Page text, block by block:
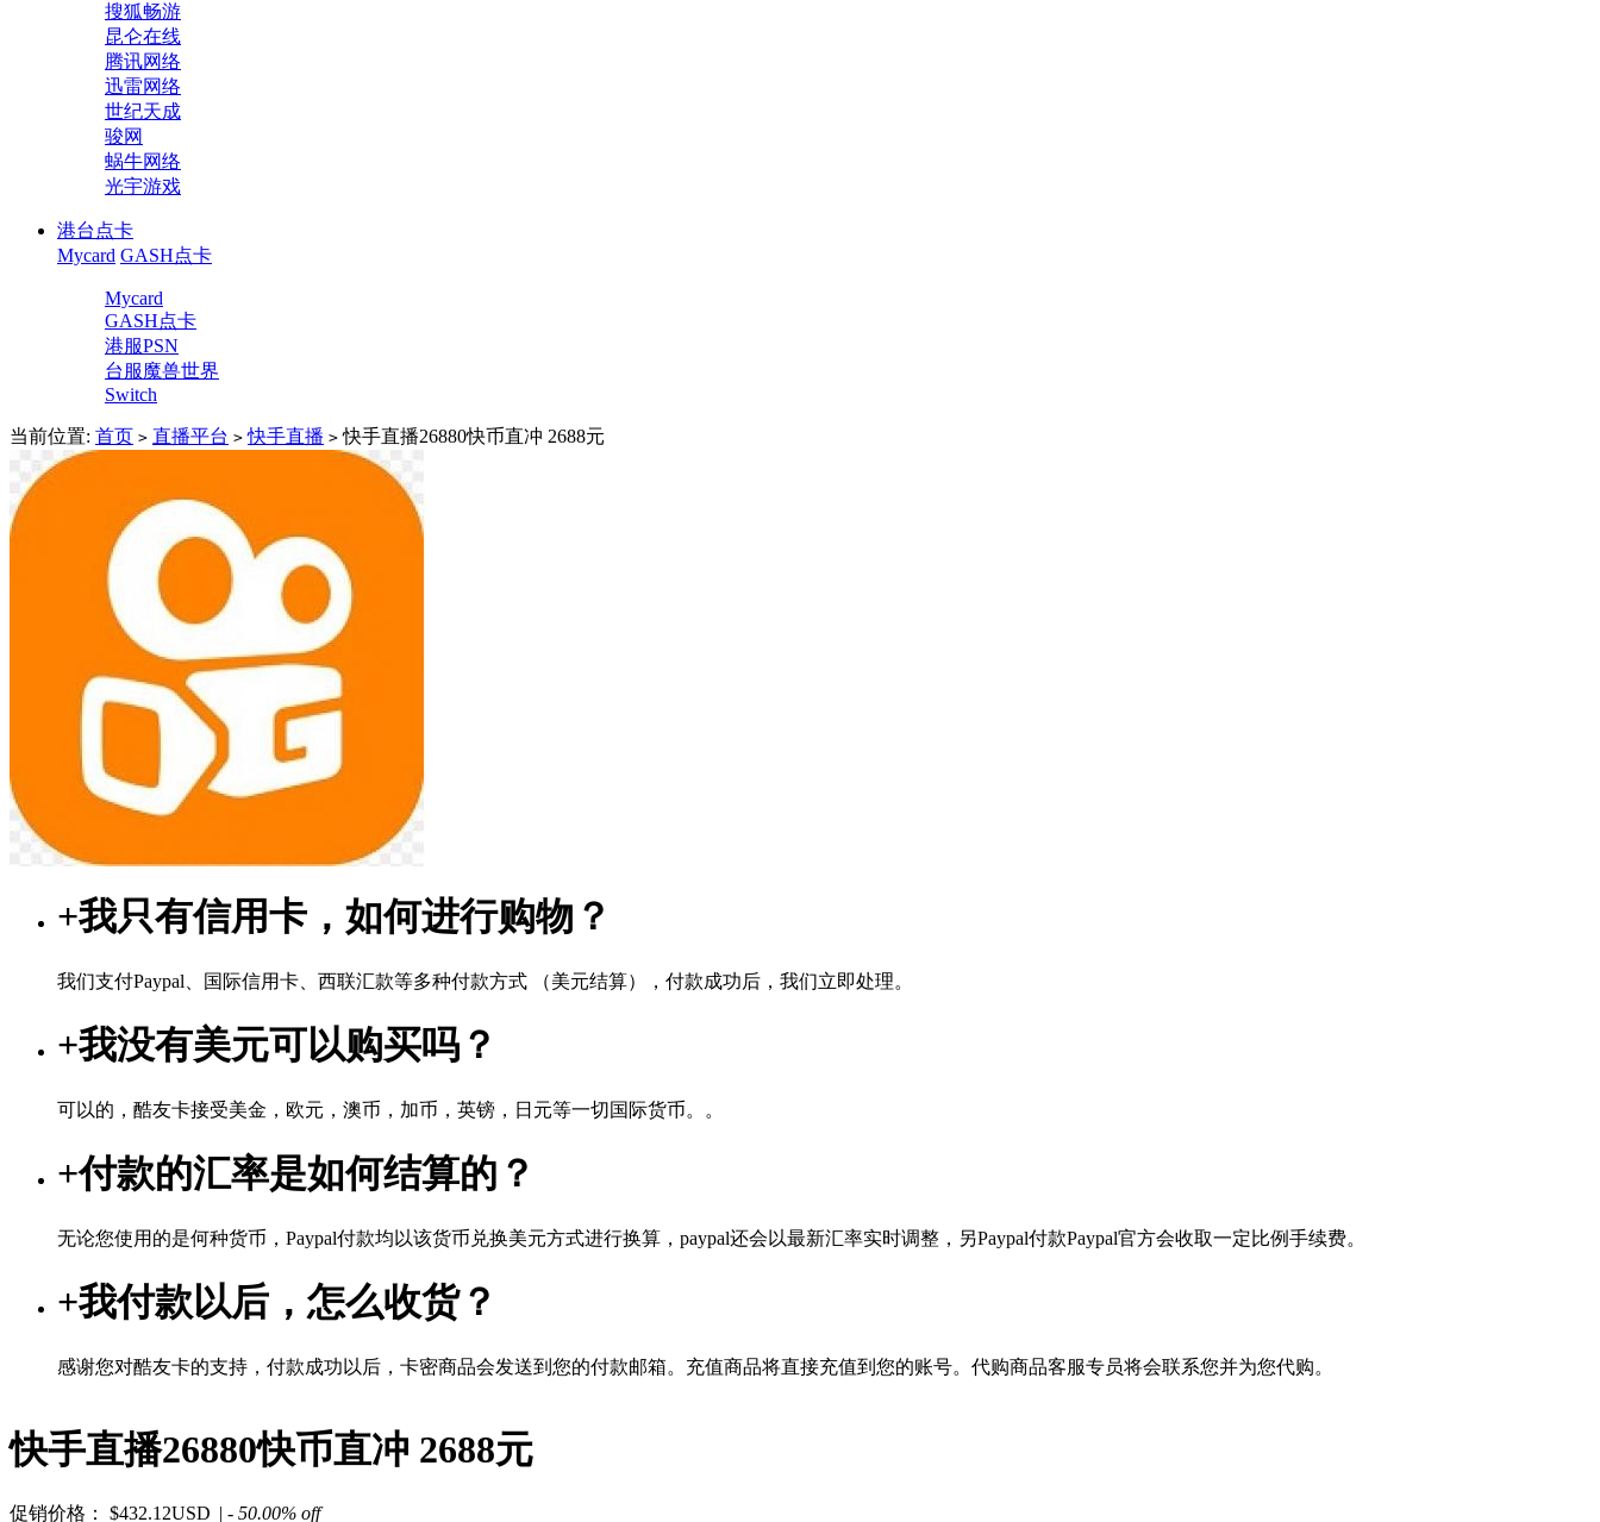
搜狐畅游
昆仑在线
腾讯网络
迅雷网络
世纪天成
骏网
蜗牛网络
光宇游戏
港台点卡
Mycard GASH点卡
Mycard
GASH点卡
港服PSN
台服魔兽世界
Switch
当前位置: 首页 > 直播平台 > 快手直播 > 快手直播26880快币直冲 2688元
+我只有信用卡，如何进行购物？
我们支付Paypal、国际信用卡、西联汇款等多种付款方式 （美元结算），付款成功后，我们立即处理。
+我没有美元可以购买吗？
可以的，酷友卡接受美金，欧元，澳币，加币，英镑，日元等一切国际货币。。
+付款的汇率是如何结算的？
无论您使用的是何种货币，Paypal付款均以该货币兑换美元方式进行换算，paypal还会以最新汇率实时调整，另Paypal付款Paypal官方会收取一定比例手续费。
+我付款以后，怎么收货？
感谢您对酷友卡的支持，付款成功以后，卡密商品会发送到您的付款邮箱。充值商品将直接充值到您的账号。代购商品客服专员将会联系您并为您代购。
快手直播26880快币直冲 2688元
促销价格： $432.12USD | - 50.00% off